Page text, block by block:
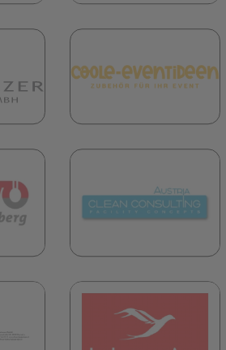
(öffnet in neuem Tab)
(öffnet in neuem Tab)